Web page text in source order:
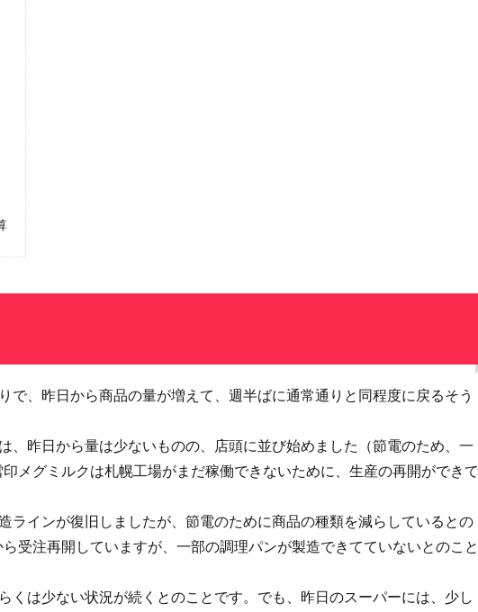
で、昨日から商品の量が増えて、週半ばに通常通りと同程度に戻るそう
、昨日から量は少ないものの、店頭に並び始めました（節電のため、一
メグミルクは札幌工場がまだ稼働できないために、生産の再開ができて
ラインが復旧しましたが、節電のために商品の種類を減らしているとの
受注再開していますが、一部の調理パンが製造できてていないとのこと
くは少ない状況が続くとのことです。でも、昨日のスーパーには、少し